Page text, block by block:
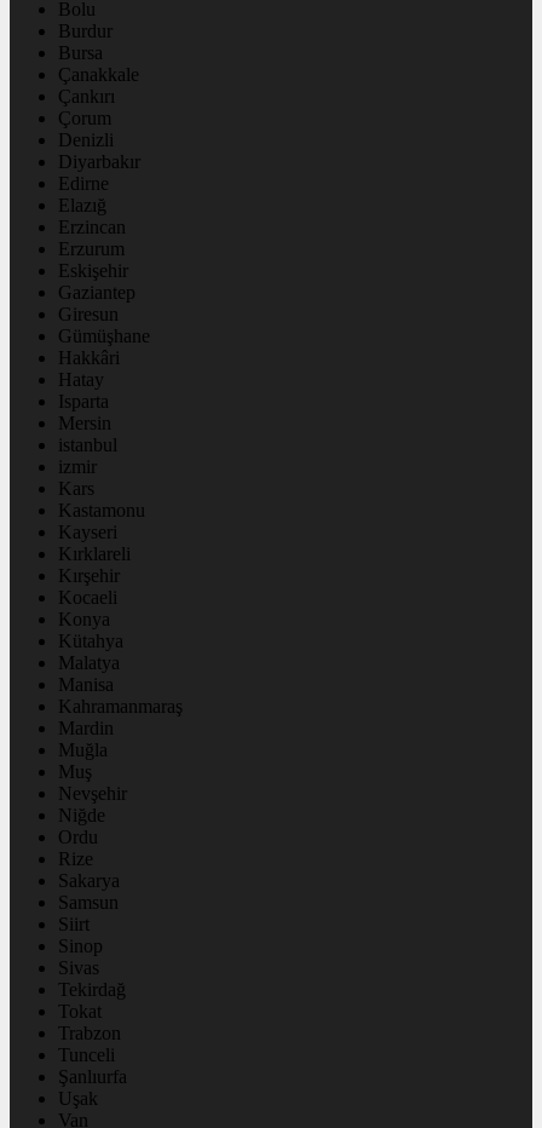
Bolu
Burdur
Bursa
Çanakkale
Çankırı
Çorum
Denizli
Diyarbakır
Edirne
Elazığ
Erzincan
Erzurum
Eskişehir
Gaziantep
Giresun
Gümüşhane
Hakkâri
Hatay
Isparta
Mersin
istanbul
izmir
Kars
Kastamonu
Kayseri
Kırklareli
Kırşehir
Kocaeli
Konya
Kütahya
Malatya
Manisa
Kahramanmaraş
Mardin
Muğla
Muş
Nevşehir
Niğde
Ordu
Rize
Sakarya
Samsun
Siirt
Sinop
Sivas
Tekirdağ
Tokat
Trabzon
Tunceli
Şanlıurfa
Uşak
Van